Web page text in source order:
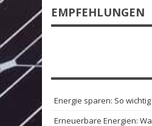
EMPFEHLUNGEN
Energie sparen: So
Erneuerbare Energien: